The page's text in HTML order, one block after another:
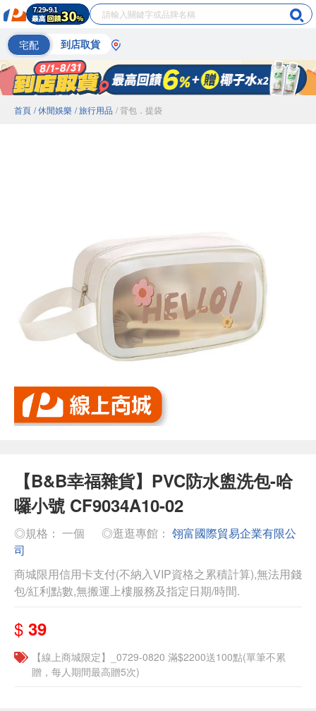
宅配 到店取貨
首頁 / 休閒娛樂 / 旅行用品 / 背包．提袋
【B&B幸福雜貨】PVC防水盥洗包-哈
囉小號 CF9034A10-02
◎規格： 一個 ◎逛逛專館： 翎富國際貿易企業有限公
司
商城限用信用卡支付(不納入VIP資格之累積計算),無法用錢
包/紅利點數,無搬運上樓服務及指定日期/時間.
$ 39
【線上商城限定】_0729-0820 滿$2200送100點(單筆不累
贈，每人期間最高贈5次)